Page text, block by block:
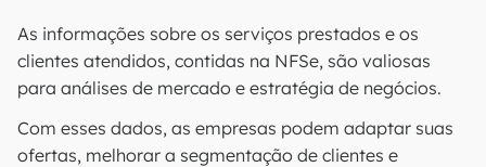
As informações sobre os serviços prestados e os
clientes atendidos, contidas na NFSe, são valiosas
para análises de mercado e estratégia de negócios.
Com esses dados, as empresas podem adaptar suas
ofertas, melhorar a segmentação de clientes e